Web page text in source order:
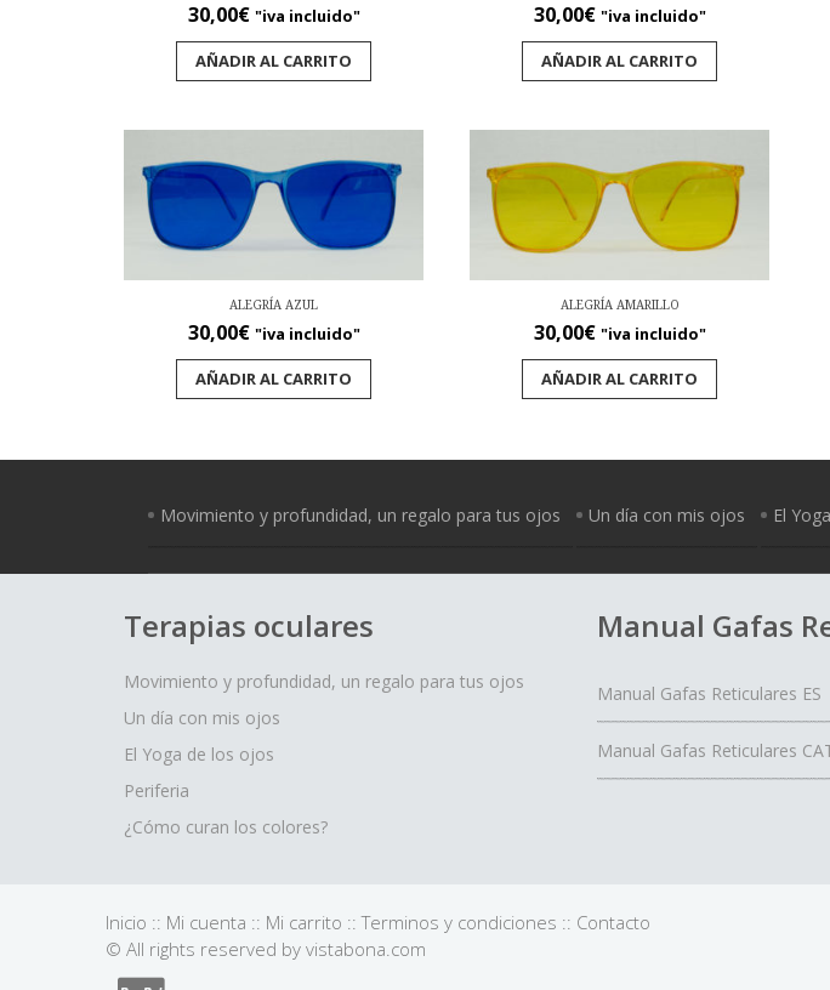
30,00€ "iva incluido"
AÑADIR AL CARRITO
30,00€ "iva incluido"
AÑADIR AL CARRITO
ALEGRÍA AZUL
30,00€ "iva incluido"
AÑADIR AL CARRITO
ALEGRÍA AMARILLO
30,00€ "iva incluido"
AÑADIR AL CARRITO
Movimiento y profundidad, un regalo para tus ojos Un día con mis ojos El
Terapias oculares
Movimiento y profundidad, un regalo para tus ojos
Un día con mis ojos
El Yoga de los ojos
Periferia
¿Cómo curan los colores?
Manual Gafas
Manual Gafas Reticulares ES
Manual Gafas Reticulares
Inicio :: Mi cuenta :: Mi carrito ::Terminos y condiciones :: Contacto
© All rights reserved by vistabona.com